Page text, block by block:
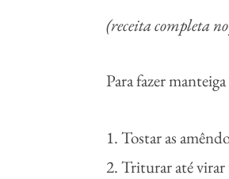
(receita completa
Para fazer
Tostar as
Triturar até virar